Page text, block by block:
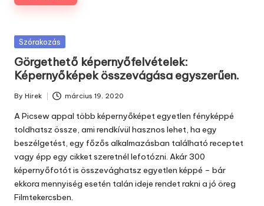
Posted
Szórakozás
Görgethető képernyőfelvételek:
Képernyőképek összevágása egyszerűen.
Posted
by
By Hirek március 19, 2020
A Picsew appal több képernyőképet egyetlen fényképpé
toldhatsz össze, ami rendkívül hasznos lehet, ha egy
beszélgetést, egy főzős alkalmazásban található receptet
vagy épp egy cikket szeretnél lefotózni. Akár 300
képernyőfotót is összevághatsz egyetlen képpé – bár
ekkora mennyiség esetén talán ideje rendet rakni a jó öreg
Filmtekercsben.